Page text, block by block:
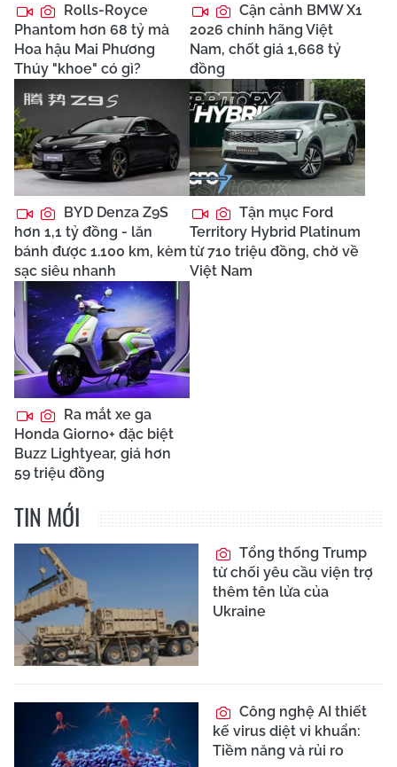
Rolls-Royce
Phantom hơn 68 tỷ mà
Hoa hậu Mai Phương
Thúy "khoe" có gì?
Cận cảnh BMW X1
2026 chính hãng Việt
Nam, chốt giá 1,668 tỷ
đồng
BYD Denza Z9S
hơn 1,1 tỷ đồng - lăn
bánh được 1.100 km, kèm
sạc siêu nhanh
Tận mục Ford
Territory Hybrid Platinum
từ 710 triệu đồng, chờ về
Việt Nam
Ra mắt xe ga
Honda Giorno+ đặc biệt
Buzz Lightyear, giá hơn
59 triệu đồng
TIN MỚI
Tổng thống Trump
từ chối yêu cầu viện trợ
thêm tên lửa của
Ukraine
Công nghệ AI thiết
kế virus diệt vi khuẩn:
Tiềm năng và rủi ro